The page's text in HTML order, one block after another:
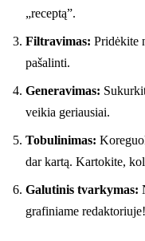
„receptą”.
Filtravimas: Pridėkite
pašalinti.
Generavimas:
veikia geriausiai.
Tobulinimas:
dar kartą. Kartokite,
Galutinis tvarkymas:
grafiniame redaktoriuje!